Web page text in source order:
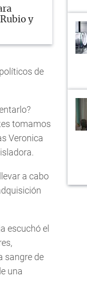
y
de
tomamos
Veronica
a cabo
escuchó el
sangre de
una